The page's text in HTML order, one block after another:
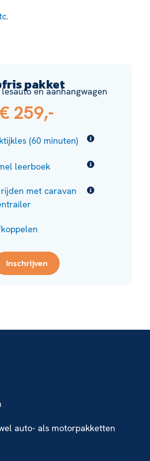
pakket
en aanhangwagen
€ 259,-
(60 minuten)
leerboek
met caravan
Inschrijven
auto- als motorpakketten